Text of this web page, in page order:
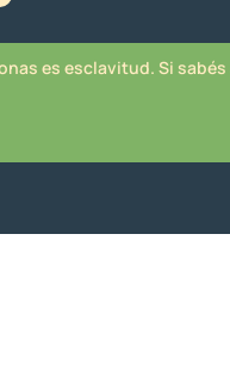
es esclavitud. Si